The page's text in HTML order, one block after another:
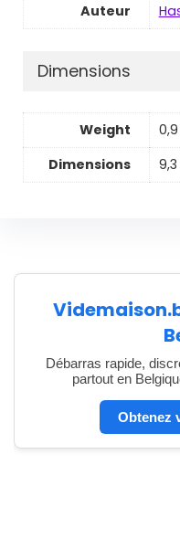
Auteur
Dimensions
Weight
Dimensions
Débarras rapide,
partout en
Obtenez